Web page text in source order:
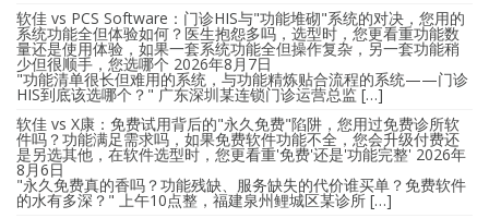
软佳 vs PCS Software：门诊HIS与"功能堆砌"系统的对决，您用的
系统功能全但体验如何？医生抱怨多吗，选型时，您更看重功能数
量还是使用体验，如果一套系统功能全但操作复杂，另一套功能稍
少但很顺手，您选哪个 2026年8月7日
"功能清单很长但难用的系统，与功能精炼贴合流程的系统——门诊
HIS到底该选哪个？" 广东深圳某连锁门诊运营总监 […]
软佳 vs X康：免费试用背后的"永久免费"陷阱，您用过免费诊所软
件吗？功能满足需求吗，如果免费软件功能不全，您会升级付费还
是另选其他，在软件选型时，您更看重'免费'还是'功能完整' 2026年
8月6日
"永久免费真的香吗？功能残缺、服务缺失的代价谁买单？免费软件
的水有多深？" 上午10点整，福建泉州鲤城区某诊所 […]